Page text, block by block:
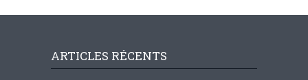
ARTICLES RÉCENTS